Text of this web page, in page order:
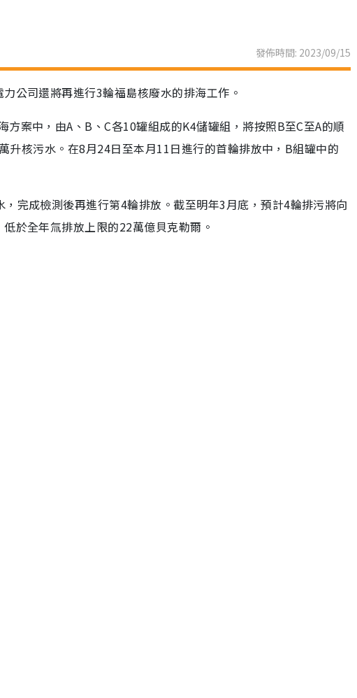
發佈時間: 2023/09/15
公司還將再進行3輪福島核廢水的排海工作。
案中，由A、B、C各10罐組成的K4儲罐組，將按照B至C至A的順
升核污水。在8月24日至本月11日進行的首輪排放中，B組罐中的
完成檢測後再進行第4輪排放。截至明年3月底，預計4輪排污將向
於全年氚排放上限的22萬億貝克勒爾。